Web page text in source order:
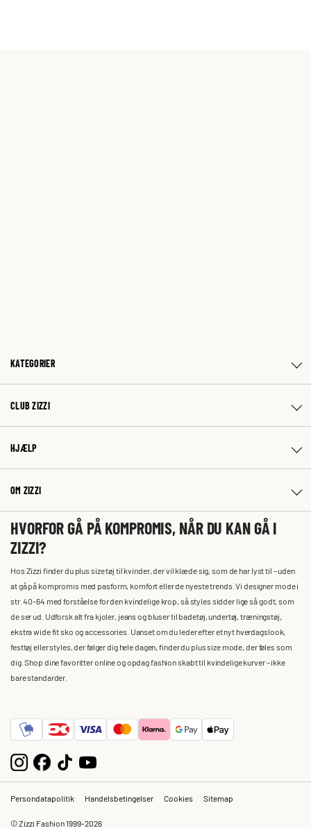
KATEGORIER
CLUB ZIZZI
HJÆLP
OM ZIZZI
HVORFOR GÅ PÅ KOMPROMIS, NÅR DU KAN GÅ I
ZIZZI?
Hos Zizzi finder du plus size tøj til kvinder, der vil klæde sig, som de har lyst til – uden
at gå på kompromis med pasform, komfort eller de nyeste trends. Vi designer mode i
str. 40-64 med forståelse for den kvindelige krop, så styles sidder lige så godt, som
de ser ud. Udforsk alt fra kjoler, jeans og bluser til badetøj, undertøj, træningstøj,
ekstra wide fit sko og accessories. Uanset om du leder efter et nyt hverdagslook,
festtøj eller styles, der følger dig hele dagen, finder du plus size mode, der føles som
dig. Shop dine favoritter online og opdag fashion skabt til kvindelige kurver – ikke
bare standarder.
Persondatapolitik Handelsbetingelser Cookies Sitemap
© Zizzi Fashion 1999-2026